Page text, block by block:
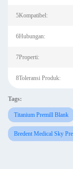
5Kompatibel:
6Hubungan:
7Properti:
8Toleransi Produk:
Tags:
Titanium Premill Blank
Bredent Medical Sky